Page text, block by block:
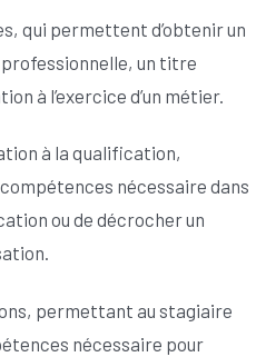
qui permettent d’obtenir un
un titre
à l’exercice d’un métier.
à la qualification,
nécessaire dans
ou de décrocher un
permettant au stagiaire
nécessaire pour